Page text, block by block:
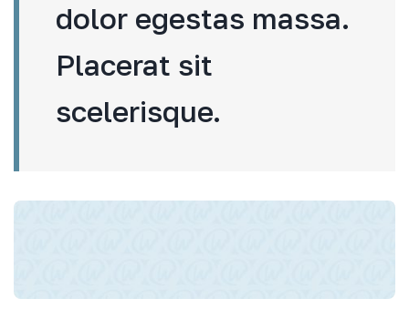
dolor egestas massa.
Placerat sit
scelerisque.